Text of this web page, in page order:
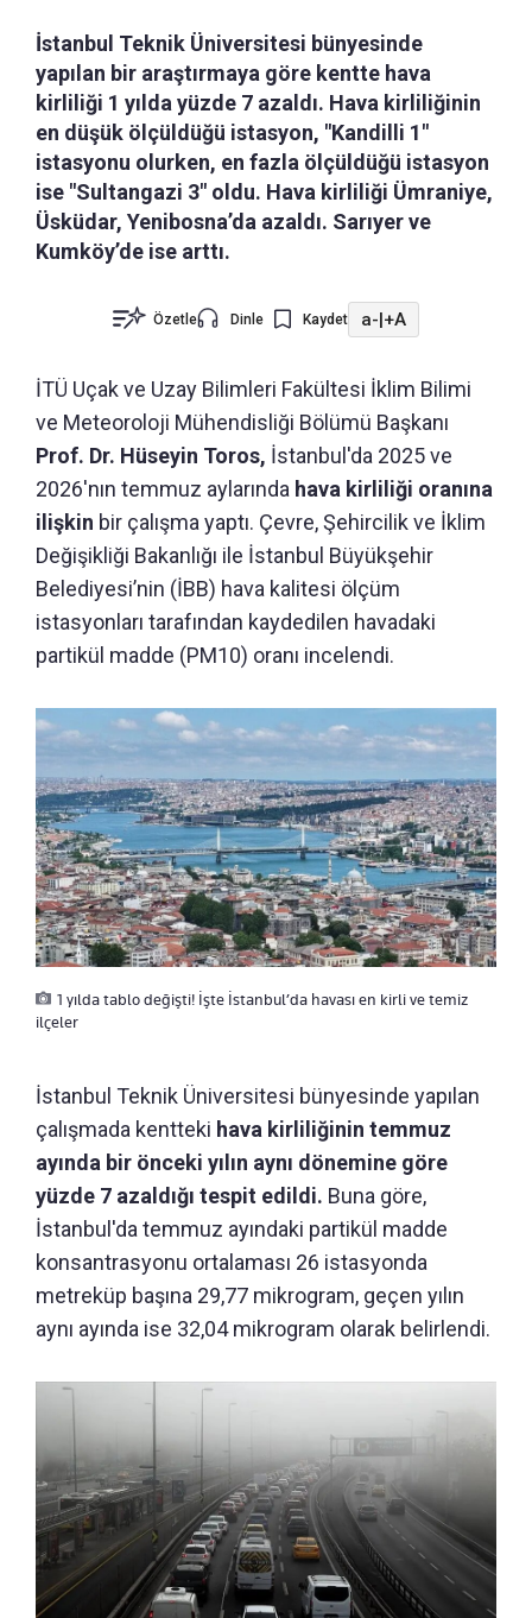
İstanbul Teknik Üniversitesi bünyesinde
yapılan bir araştırmaya göre kentte hava
kirliliği 1 yılda yüzde 7 azaldı. Hava kirliliğinin
en düşük ölçüldüğü istasyon, "Kandilli 1"
istasyonu olurken, en fazla ölçüldüğü istasyon
ise "Sultangazi 3" oldu. Hava kirliliği Ümraniye,
Üsküdar, Yenibosna’da azaldı. Sarıyer ve
Kumköy’de ise arttı.
Özetle Dinle Kaydet a-|+A
İTÜ Uçak ve Uzay Bilimleri Fakültesi İklim Bilimi
ve Meteoroloji Mühendisliği Bölümü Başkanı
Prof. Dr. Hüseyin Toros, İstanbul'da 2025 ve
2026'nın temmuz aylarında hava kirliliği oranına
ilişkin bir çalışma yaptı. Çevre, Şehircilik ve İklim
Değişikliği Bakanlığı ile İstanbul Büyükşehir
Belediyesi’nin (İBB) hava kalitesi ölçüm
istasyonları tarafından kaydedilen havadaki
partikül madde (PM10) oranı incelendi.
1 yılda tablo değişti! İşte İstanbul’da havası en kirli ve temiz
ilçeler
İstanbul Teknik Üniversitesi bünyesinde yapılan
çalışmada kentteki hava kirliliğinin temmuz
ayında bir önceki yılın aynı dönemine göre
yüzde 7 azaldığı tespit edildi. Buna göre,
İstanbul'da temmuz ayındaki partikül madde
konsantrasyonu ortalaması 26 istasyonda
metreküp başına 29,77 mikrogram, geçen yılın
aynı ayında ise 32,04 mikrogram olarak belirlendi.